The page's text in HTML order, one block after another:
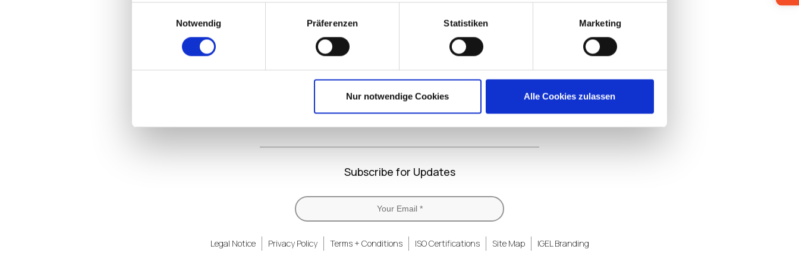
Notwendig
Präferenzen Statistiken Marketing
Nur notwendige Cookies Alle Cookies zulassen
LinkedInX
(formerly
Twitter)
FacebookRSS
Subscribe for Updates
Legal Notice Privacy Policy Terms + Conditions ISO Certifications Site Map IGEL Branding